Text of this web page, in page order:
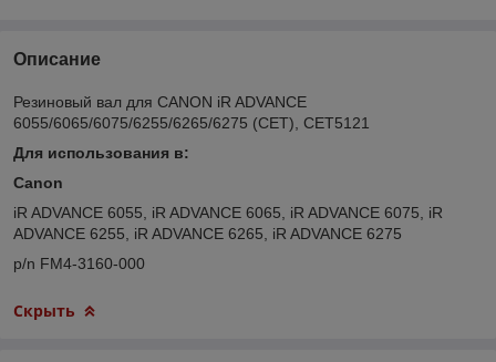
Описание
Резиновый вал для CANON iR ADVANCE
6055/6065/6075/6255/6265/6275 (CET), CET5121
Для использования в:
Canon
iR ADVANCE 6055, iR ADVANCE 6065, iR ADVANCE 6075, iR
ADVANCE 6255, iR ADVANCE 6265, iR ADVANCE 6275
p/n FM4-3160-000
Скрыть